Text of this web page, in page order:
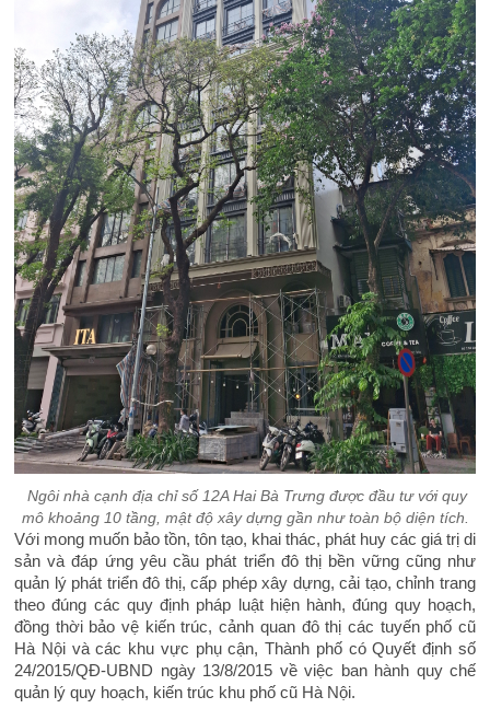
Ngôi nhà cạnh địa chỉ số 12A Hai Bà Trưng được đầu tư với quy
mô khoảng 10 tầng, mật độ xây dựng gần như toàn bộ diện tích.
Với mong muốn bảo tồn, tôn tạo, khai thác, phát huy các giá trị di
sản và đáp ứng yêu cầu phát triển đô thị bền vững cũng như
quản lý phát triển đô thị, cấp phép xây dựng, cải tạo, chỉnh trang
theo đúng các quy định pháp luật hiện hành, đúng quy hoạch,
đồng thời bảo vệ kiến trúc, cảnh quan đô thị các tuyến phố cũ
Hà Nội và các khu vực phụ cận, Thành phố có Quyết định số
24/2015/QĐ-UBND ngày 13/8/2015 về việc ban hành quy chế
quản lý quy hoạch, kiến trúc khu phố cũ Hà Nội.